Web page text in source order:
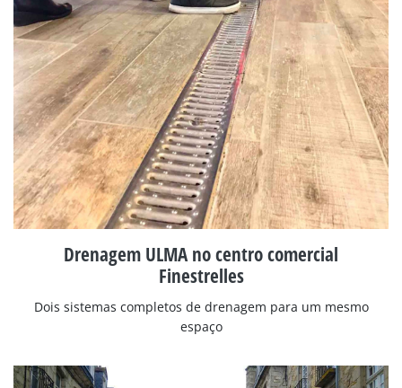
Drenagem ULMA no centro comercial
Finestrelles
Dois sistemas completos de drenagem para um mesmo
espaço